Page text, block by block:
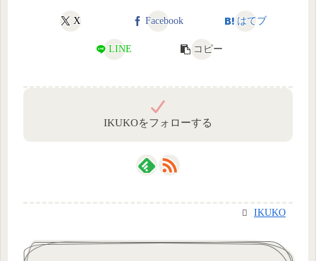
X Facebook はてブ
LINE コピー
IKUKOをフォローする
IKUKO